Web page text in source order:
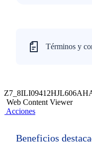
Términos y
Web Content Viewer
Acciones
Beneficios